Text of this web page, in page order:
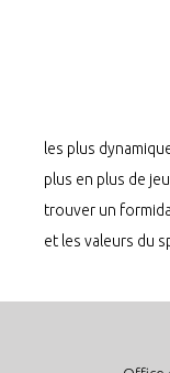
les plus
plus en plus de
trouver un
et les valeurs du